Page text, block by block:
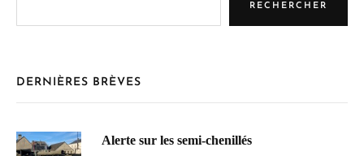
RECHERCHER
DERNIÈRES BRÈVES
Alerte sur les semi-chenillés